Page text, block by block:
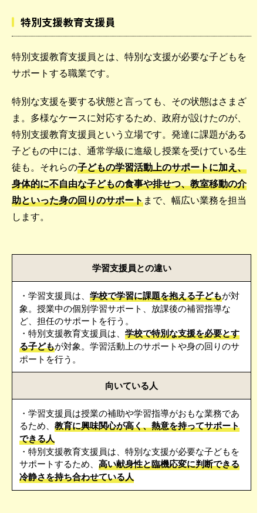
特別支援教育支援員
特別支援教育支援員とは、特別な支援が必要な子どもを
サポートする職業です。
特別な支援を要する状態と言っても、その状態はさまざ
ま。多様なケースに対応するため、政府が設けたのが、
特別支援教育支援員という立場です。発達に課題がある
子どもの中には、通常学級に進級し授業を受けている生
徒も。それらの子どもの学習活動上のサポートに加え、
身体的に不自由な子どもの食事や排せつ、教室移動の介
助といった身の回りのサポートまで、幅広い業務を担当
します。
学習支援員との違い
・学習支援員は、 学校で学習に課題を抱える子どもが対
象。授業中の個別学習サポート、放課後の補習指導な
ど、担任のサポートを行う。
・特別支援教育支援員は、 学校で特別な支援を必要とす
る子どもが対象。学習活動上のサポートや身の回りのサ
ポートを行う。
向いている人
・学習支援員は授業の補助や学習指導がおもな業務であ
るため、 教育に興味関心が高く、熱意を持ってサポート
できる人
・特別支援教育支援員は、特別な支援が必要な子どもを
サポートするため、 高い献身性と臨機応変に判断できる
冷静さを持ち合わせている人